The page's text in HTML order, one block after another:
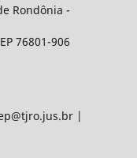
Rondônia -
76801-906
|